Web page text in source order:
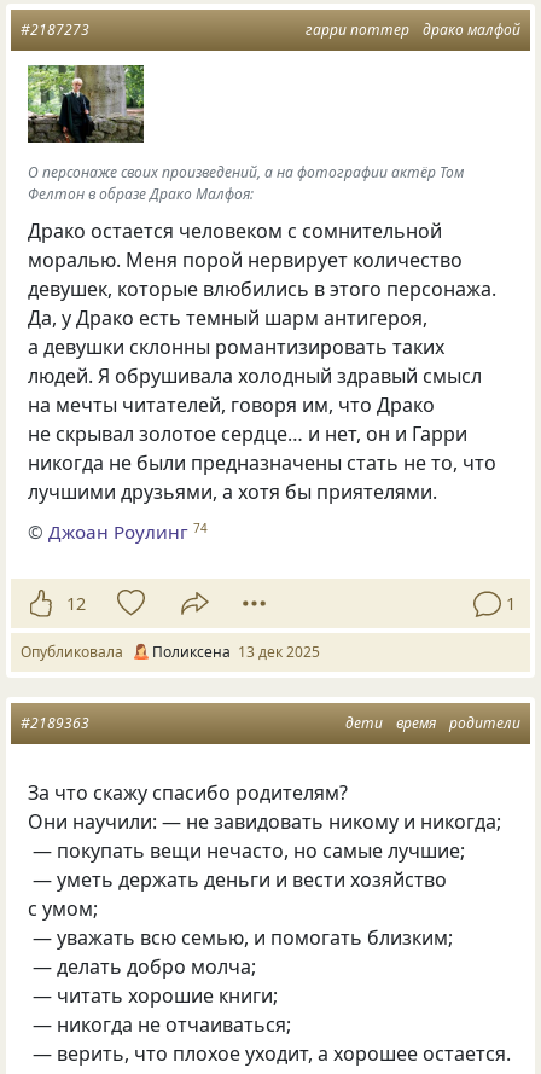
гарри поттер драко малфой
#2187273
О персонаже своих произведений, а на фотографии актёр Том
Фелтон в образе Драко Малфоя:
Драко остается человеком с сомнительной
моралью. Меня порой нервирует количество
девушек, которые влюбились в этого персонажа.
Да, у Драко есть темный шарм антигероя,
а девушки склонны романтизировать таких
людей. Я обрушивала холодный здравый смысл
на мечты читателей, говоря им, что Драко
не скрывал золотое сердце… и нет, он и Гарри
никогда не были предназначены стать не то, что
лучшими друзьями, а хотя бы приятелями.
© Джоан Роулинг 74
12 1
Опубликовала Поликсена 13 дек 2025
дети время родители
#2189363
За что скажу спасибо родителям?
Они научили: — не завидовать никому и никогда;
— покупать вещи нечасто, но самые лучшие;
— уметь держать деньги и вести хозяйство
с умом;
— уважать всю семью, и помогать близким;
— делать добро молча;
— читать хорошие книги;
— никогда не отчаиваться;
— верить, что плохое уходит, а хорошее остается.